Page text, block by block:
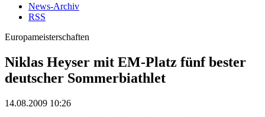
News-Archiv
RSS
Europameisterschaften
Niklas Heyser mit EM-Platz fünf bester
deutscher Sommerbiathlet
14.08.2009 10:26